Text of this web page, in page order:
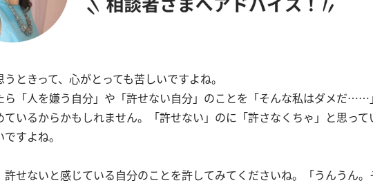
ときって、心がとっても苦しいですよね。
ら「人を嫌う自分」や「許せない自分」のことを「そんな私はダメだ……
いるからかもしれません。「許せない」のに「許さなくちゃ」と思って
すよね。
せないと感じている自分のことを許してみてくださいね。「うんうん。